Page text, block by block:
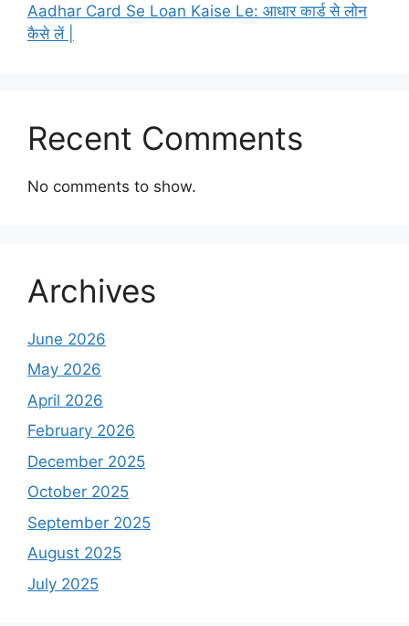
Aadhar Card Se Loan Kaise Le: आधार कार्ड से लोन
कैसे लें |
Recent Comments
No comments to show.
Archives
June 2026
May 2026
April 2026
February 2026
December 2025
October 2025
September 2025
August 2025
July 2025